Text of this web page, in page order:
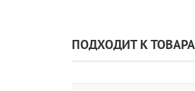
ПОДХОДИТ К